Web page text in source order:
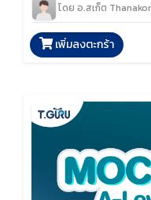
โดย อ.สเก็ต
เพิ่มลงตะกร้า